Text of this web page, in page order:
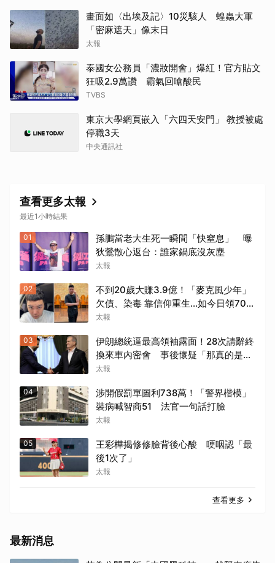
畫面如〈出埃及記〉10災駭人 蝗蟲大軍
「密麻遮天」像末日
太報
泰國女公務員「濃妝開會」爆紅！官方貼文
狂吸2.9萬讚 霸氣回嗆酸民
TVBS
東京大學網頁嵌入「六四天安門」 教授被處
停職3天
中央通訊社
查看更多太報
最近1小時結果
01
孫鵬當老大生死一瞬間「快窒息」 曝
狄鶯散心返台：誰家鍋底沒灰塵
太報
02
不到20歲大賺3.9億！「麥克風少年」
欠債、染毒 靠信仰重生...如今日領700
元過活
太報
03
伊朗總統逼最高領袖露面！28次請辭終
換來車內密會 事後懷疑「那真的是他
嗎?」
太報
04
涉開假罰單圖利738萬！「警界楷模」
裝病喊智商51 法官一句話打臉
太報
05
王彩樺揭修修臉背後心酸 哽咽認「最
後1次了」
太報
查看更多
最新消息